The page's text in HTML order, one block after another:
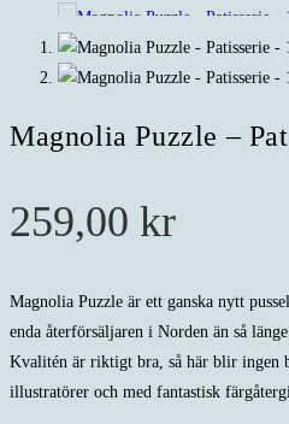
Magnolia Puzzle –
259,00 kr
Magnolia Puzzle är ett ganska nytt
enda återförsäljaren i Norden än så
Kvalitén är riktigt bra, så här blir ingen
illustratörer och med fantastisk